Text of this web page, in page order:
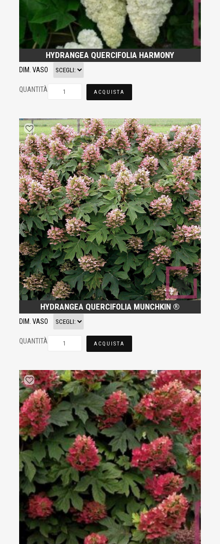
HYDRANGEA QUERCIFOLIA HARMONY
DIM. VASO
QUANTITÀ ACQUISTA
HYDRANGEA QUERCIFOLIA MUNCHKIN ®
DIM. VASO
QUANTITÀ ACQUISTA